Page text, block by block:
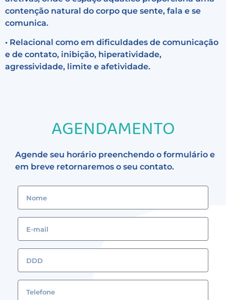
contenção natural do corpo que sente, fala e se
comunica.
• Relacional como em dificuldades de comunicação
e de contato, inibição, hiperatividade,
agressividade, limite e afetividade.
AGENDAMENTO
Agende seu horário preenchendo o formulário e
em breve retornaremos o seu contato.